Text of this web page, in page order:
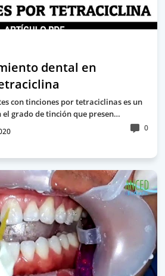
dental en
con tinciones por tetraciclinas es un
el grado de tinción que presen…
0